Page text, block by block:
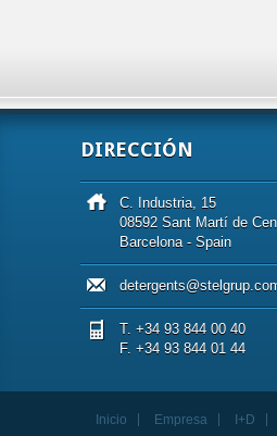
DIRECCIÓN
C. Industria, 15
08592 Sant Martí de
Barcelona - Spain
T. +34 93 844 00 40
F. +34 93 844 01 44
Inicio Empresa I+D